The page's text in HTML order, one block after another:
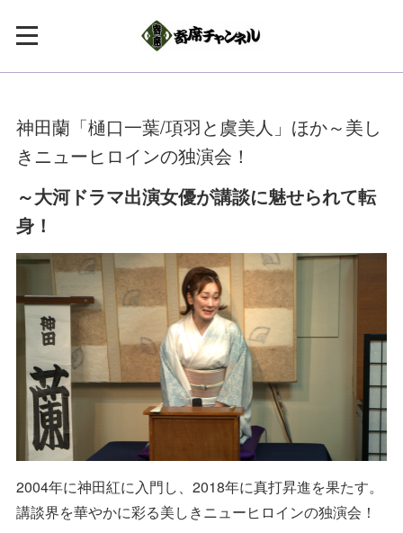
神田蘭「樋口一葉/項羽と虞美人」ほか～美し
きニューヒロインの独演会！
～大河ドラマ出演女優が講談に魅せられて転
身！
2004年に神田紅に入門し、2018年に真打昇進を果たす。
講談界を華やかに彩る美しきニューヒロインの独演会！